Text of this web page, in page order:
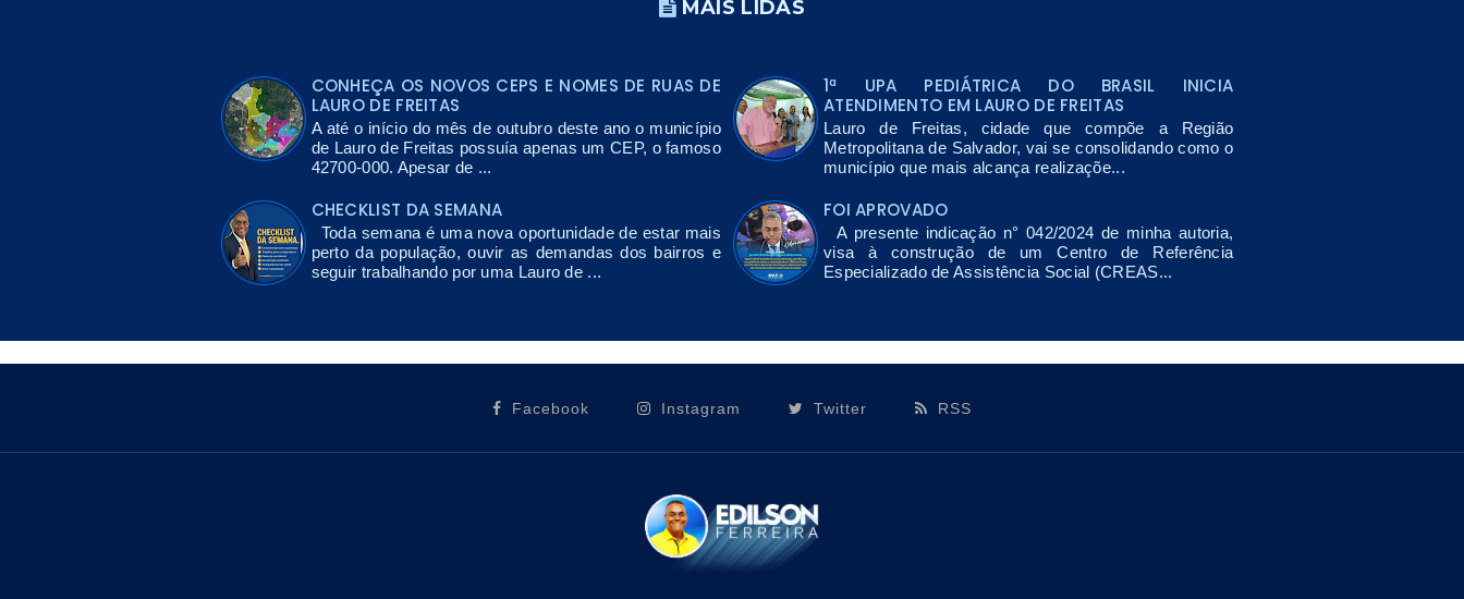
MAIS LIDAS
CONHEÇA OS NOVOS CEPS E NOMES DE RUAS DE
LAURO DE FREITAS
A até o início do mês de outubro deste ano o município
de Lauro de Freitas possuía apenas um CEP, o famoso
42700-000. Apesar de ...
1ª UPA PEDIÁTRICA DO BRASIL INICIA
ATENDIMENTO EM LAURO DE FREITAS
Lauro de Freitas, cidade que compõe a Região
Metropolitana de Salvador, vai se consolidando como o
município que mais alcança realizaçõe...
CHECKLIST DA SEMANA
Toda semana é uma nova oportunidade de estar mais
perto da população, ouvir as demandas dos bairros e
seguir trabalhando por uma Lauro de ...
FOI APROVADO
A presente indicação n° 042/2024 de minha autoria,
visa à construção de um Centro de Referência
Especializado de Assistência Social (CREAS...
Facebook Instagram Twitter RSS